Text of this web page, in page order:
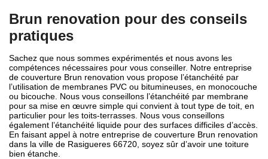
Brun renovation pour des conseils
pratiques
Sachez que nous sommes expérimentés et nous avons les
compétences nécessaires pour vous conseiller. Notre entreprise
de couverture Brun renovation vous propose l’étanchéité par
l’utilisation de membranes PVC ou bitumineuses, en monocouche
ou bicouche. Nous vous conseillons l’étanchéité par membrane
pour sa mise en œuvre simple qui convient à tout type de toit, en
particulier pour les toits-terrasses. Nous vous conseillons
également l’étanchéité liquide pour des surfaces difficiles d’accès.
En faisant appel à notre entreprise de couverture Brun renovation
dans la ville de Rasigueres 66720, soyez sûr d’avoir une toiture
bien étanche.